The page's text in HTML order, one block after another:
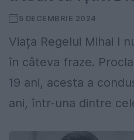
5 DECEMBRIE 2024
Viața Regelui Mihai I
în câteva fraze.
19 ani, acesta a
ani, într-una dintre